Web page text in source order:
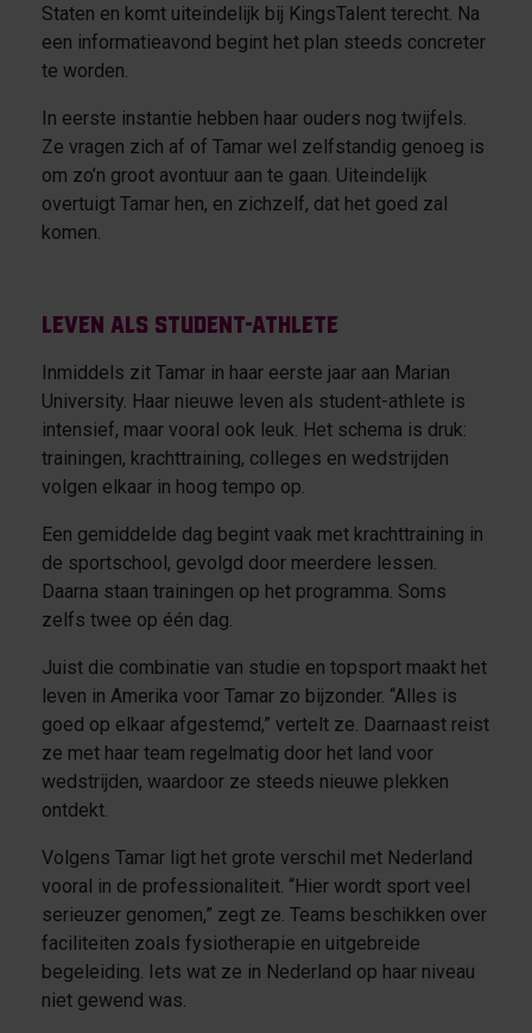
Staten en komt uiteindelijk bij KingsTalent terecht. Na
een informatieavond begint het plan steeds concreter
te worden.
In eerste instantie hebben haar ouders nog twijfels.
Ze vragen zich af of Tamar wel zelfstandig genoeg is
om zo’n groot avontuur aan te gaan. Uiteindelijk
overtuigt Tamar hen, en zichzelf, dat het goed zal
komen.
Leven als student-athlete
Inmiddels zit Tamar in haar eerste jaar aan Marian
University. Haar nieuwe leven als student-athlete is
intensief, maar vooral ook leuk. Het schema is druk:
trainingen, krachttraining, colleges en wedstrijden
volgen elkaar in hoog tempo op.
Een gemiddelde dag begint vaak met krachttraining in
de sportschool, gevolgd door meerdere lessen.
Daarna staan trainingen op het programma. Soms
zelfs twee op één dag.
Juist die combinatie van studie en topsport maakt het
leven in Amerika voor Tamar zo bijzonder. “Alles is
goed op elkaar afgestemd,” vertelt ze. Daarnaast reist
ze met haar team regelmatig door het land voor
wedstrijden, waardoor ze steeds nieuwe plekken
ontdekt.
Volgens Tamar ligt het grote verschil met Nederland
vooral in de professionaliteit. “Hier wordt sport veel
serieuzer genomen,” zegt ze. Teams beschikken over
faciliteiten zoals fysiotherapie en uitgebreide
begeleiding. Iets wat ze in Nederland op haar niveau
niet gewend was.